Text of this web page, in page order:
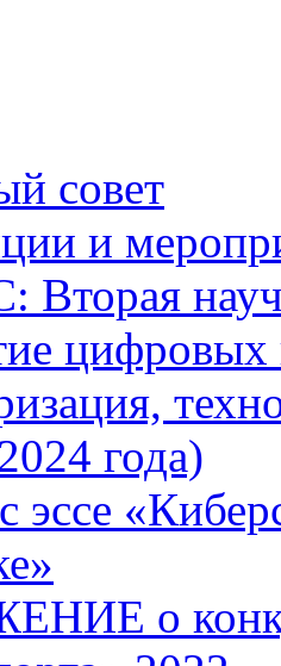
совет
и
цифровых
года)
эссе
о